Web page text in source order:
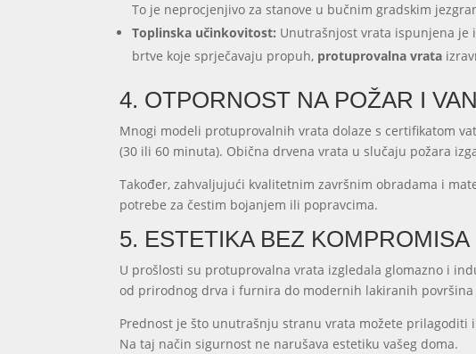
To je neprocjenjivo za stanove u bučnim gradskim
Toplinska učinkovitost: Unutrašnjost vrata ispunjena je
brtve koje sprječavaju propuh, protuprovalna vrata
4. OTPORNOST NA POŽAR I
Mnogi modeli protuprovalnih vrata dolaze s certifikatom
(30 ili 60 minuta). Obična drvena vrata u slučaju požara
Također, zahvaljujući kvalitetnim završnim obradama i
potrebe za čestim bojanjem ili popravcima.
5. ESTETIKA BEZ KOMPROMISA
U prošlosti su protuprovalna vrata izgledala glomazno i
od prirodnog drva i furnira do modernih lakiranih
Prednost je što unutrašnju stranu vrata možete prilagoditi
Na taj način sigurnost ne narušava estetiku vašeg doma.